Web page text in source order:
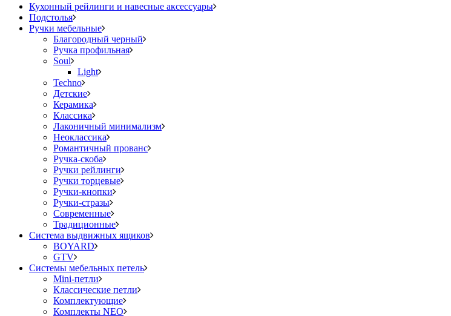
Кухонный рейлинги и навесные аксессуары
Подстолья
Ручки мебельные
Благородный черный
Ручка профильная
Soul
Light
Techno
Детские
Керамика
Классика
Лаконичный минимализм
Неоклассика
Романтичный прованс
Ручка-скоба
Ручки рейлинги
Ручки торцевые
Ручки-кнопки
Ручки-стразы
Современные
Традиционные
Система выдвижных ящиков
BOYARD
GTV
Системы мебельных петель
Mini-петли
Классические петли
Комплектующие
Комплекты NEO